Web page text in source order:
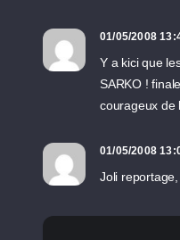
01/05/2008
Y a kici que
SARKO !
courageux de
01/05/2008
Joli reportage,